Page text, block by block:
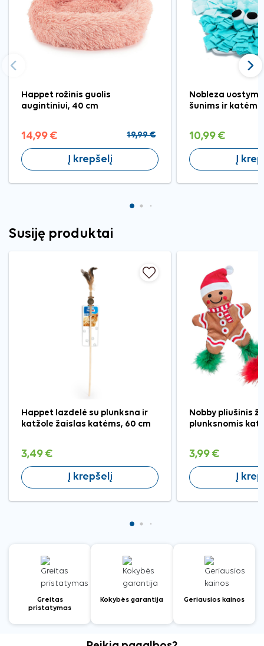
Happet rožinis guolis
augintiniui, 40 cm
14,99 € 19,99 €
Į krepšelį
Nobleza
šunims ir
10,99 €
Į
Ankstesnis
Susiję produktai
Happet lazdelė su plunksna ir
katžole žaislas katėms, 60 cm
3,49 €
Į krepšelį
Nobby pliušinis
plunksnomis
3,99 €
Į
Greitas
pristatymas
Kokybės garantija Geriausios kainos